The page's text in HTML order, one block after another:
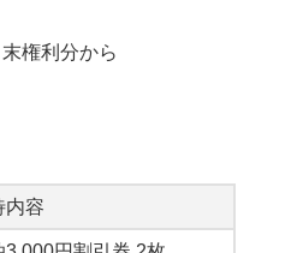
権利分から
内容